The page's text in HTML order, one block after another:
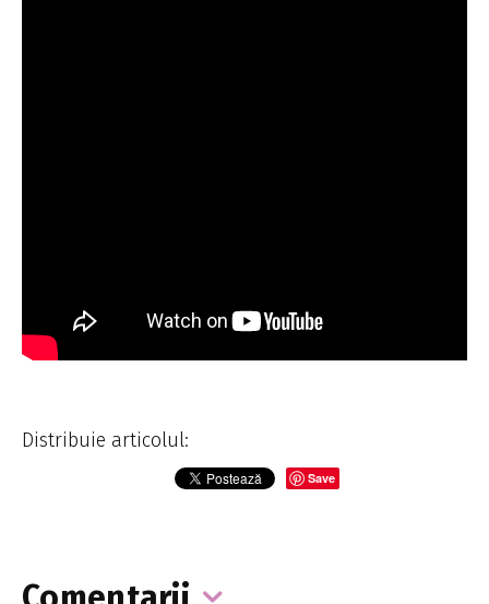
Distribuie articolul:
Save